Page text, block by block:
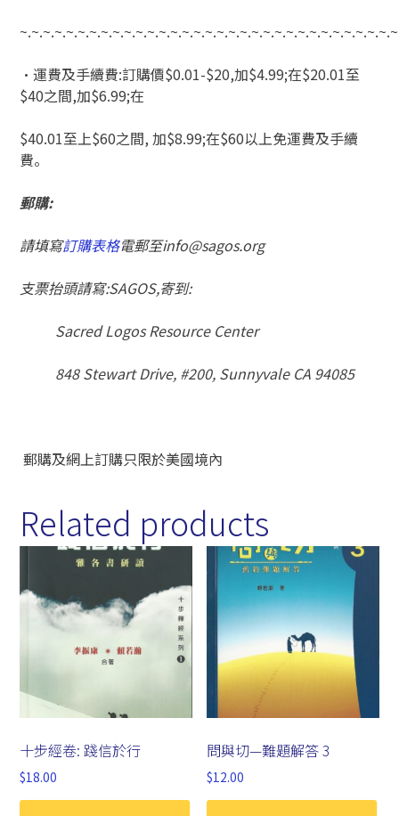
‧運費及手續費:訂購價$0.01-$20,加$4.99;在$20.01至
$40之間,加$6.99;在
$40.01至上$60之間, 加$8.99;在$60以上免運費及手續
費。
郵購:
請填寫訂購表格電郵至info@sagos.org
支票抬頭請寫:SAGOS,寄到:
Sacred Logos Resource Center
848 Stewart Drive, #200, Sunnyvale CA 94085
郵購及網上訂購只限於美國境內
Related products
十步經卷: 踐信於行
$18.00
問與切—難題解答 3
$12.00